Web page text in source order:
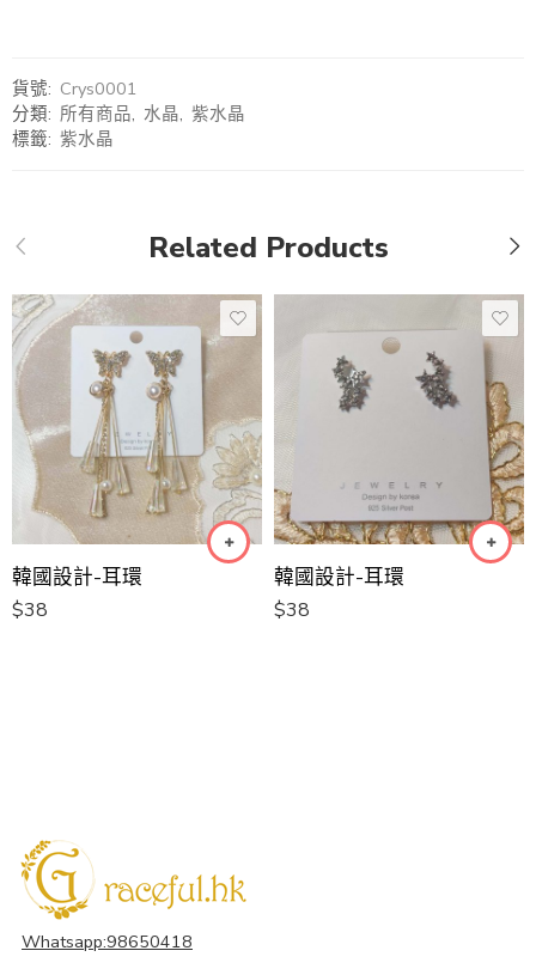
貨號: Crys0001
分類: 所有商品, 水晶, 紫水晶
標籤: 紫水晶
Related Products
韓國設計-耳環
$38
韓國設計-耳環
$38
Whatsapp:98650418